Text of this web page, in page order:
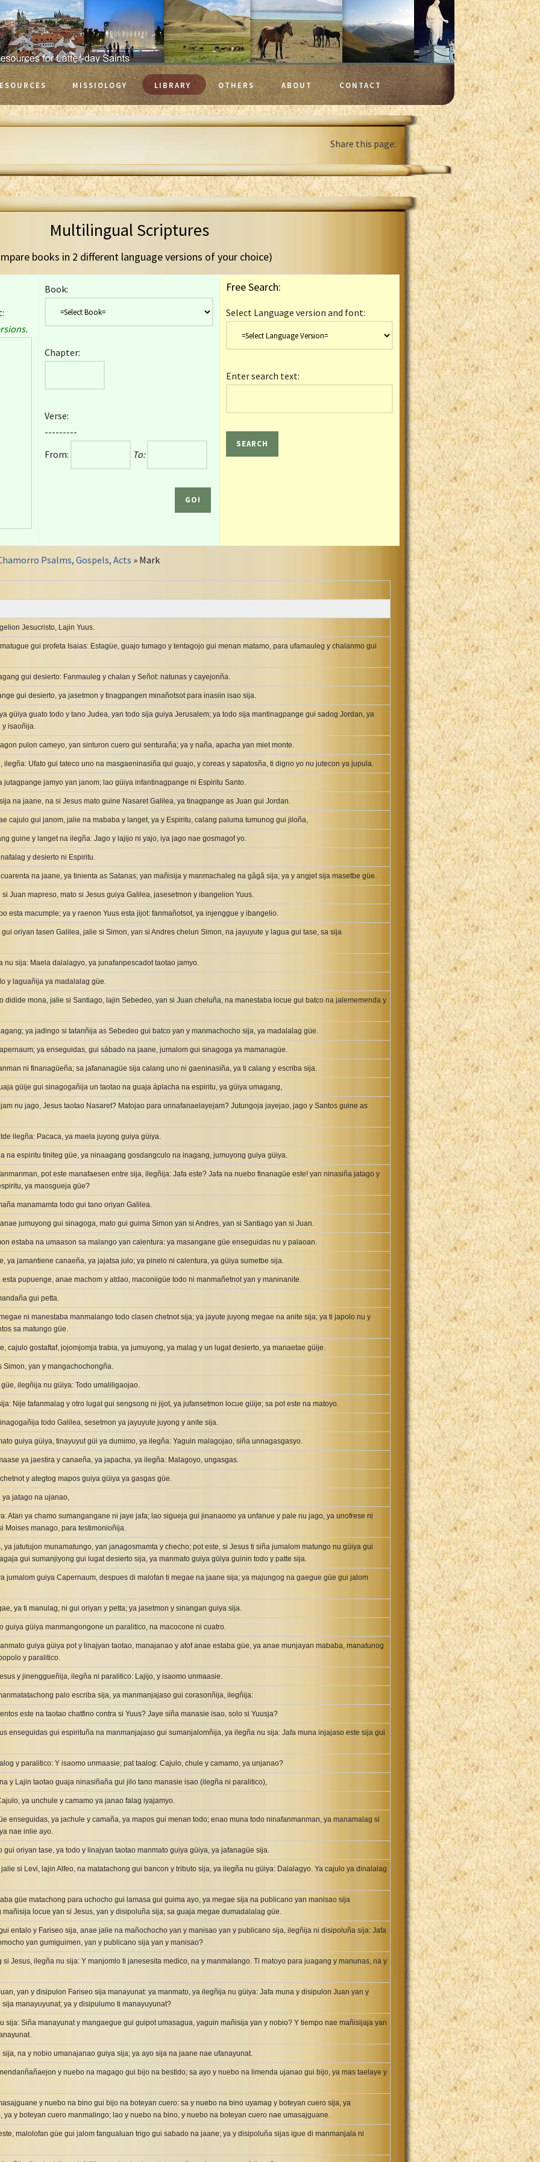
MISSIOLOGY LIBRARY OTHERS ABOUT CONTACT
Share this page:
Multilingual Scriptures
books in 2 different language versions of your choice)
Book:
Chapter:
Verse:
---------
From:
To:
Free Search:
Select Language version and font:
Enter search text:
Psalms, Gospels, Acts » Mark
Jesucristo, Lajin Yuus.
gui profeta Isaias: Estagüe, guajo tumago y tentagojo gui menan matamo, para ufamauleg y chalanmo gui
gui desierto: Fanmauleg y chalan y Señot: natunas y cayejonña.
gui desierto, ya jasetmon y tinagpangen minañotsot para inasiin isao sija.
güiya guato todo y tano Judea, yan todo sija guiya Jerusalem; ya todo sija mantinagpange gui sadog Jordan, ya
y isaoñija.
pulon cameyo, yan sinturon cuero gui senturaña; ya y naña, apacha yan miet monte.
ilegña: Ufato gui tateco uno na masgaeninasiña qui guajo, y coreas y sapatosña, ti digno yo nu jutecon ya jupula.
jutagpange jamyo yan janom; lao güiya infantinagpange ni Espiritu Santo.
na jaane, na si Jesus mato guine Nasaret Galilea, ya tinagpange as Juan gui Jordan.
cajulo gui janom, jalie na mababa y langet, ya y Espiritu, calang paluma tumunog gui jiloña,
guine y langet na ilegña: Jago y lajijo ni yajo, iya jago nae gosmagof yo.
y desierto ni Espiritu.
na jaane, ya tinienta as Satanas; yan mañisija y manmachaleg na gâgâ sija; ya y angjet sija masetbe güe.
si Juan mapreso, mato si Jesus guiya Galilea, jasesetmon y ibangelion Yuus.
esta macumple; ya y raenon Yuus esta jijot: fanmañotsot, ya injenggue y ibangelio.
gui oriyan tasen Galilea, jalie si Simon, yan si Andres chelun Simon, na jayuyute y lagua gui tase, sa sija
nu sija: Maela dalalagyo, ya junafanpescadot taotao jamyo.
y laguañija ya madalalag güe.
didide mona, jalie si Santiago, lajin Sebedeo, yan si Juan cheluña, na manestaba locue gui batco na jalememenda y
ya jadingo si tatanñija as Sebedeo gui batco yan y manmachocho sija, ya madalalag güe.
ya enseguidas, gui sábado na jaane, jumalom gui sinagoga ya mamanagüe.
ni finanagüeña; sa jafananagüe sija calang uno ni gaeninasiña, ya ti calang y escriba sija.
güije gui sinagogañija un taotao na guaja áplacha na espiritu, ya güiya umagang,
nu jago, Jesus taotao Nasaret? Matojao para unnafanaelayejam? Jutungoja jayejao, jago y Santos guine as
ilegña: Pacaca, ya maela juyong guiya güiya.
na espiritu tiniteg güe, ya ninaagang gosdangculo na inagang, jumuyong guiya güiya.
pot este manafaesen entre sija, ilegñija: Jafa este? Jafa na nuebo finanagüe este! yan ninasiña jatago y
ya maosgueja güe?
manamamta todo gui tano oriyan Galilea.
jumuyong gui sinagoga, mato gui guima Simon yan si Andres, yan si Santiago yan si Juan.
estaba na umaason sa malango yan calentura: ya masangane güe enseguidas nu y palaoan.
ya jamantiene canaeña, ya jajatsa julo; ya pinelo ni calentura, ya güiya sumetbe sija.
esta pupuenge, anae machom y atdao, maconiigüe todo ni manmañetnot yan y maninanite.
gui petta.
ni manestaba manmalango todo clasen chetnot sija; ya jayute juyong megae na anite sija; ya ti japolo nu y
sa matungo güe.
cajulo gostaftaf, jojomjomja trabia, ya jumuyong, ya malag y un lugat desierto, ya manaetae güije.
Simon, yan y mangachochongña.
ilegñija nu güiya: Todo umaliligaojao.
Nije tafanmalag y otro lugat gui sengsong ni jijot, ya jufansetmon locue güije; sa pot este na matoyo.
todo Galilea, sesetmon ya jayuyute juyong y anite sija.
guiya güiya, tinayuyut güi ya dumimo, ya ilegña: Yaguin malagojao, siña unnagasgasyo.
ya jaestira y canaeña, ya japacha, ya ilegña: Malagoyo, ungasgas.
y ategtog mapos guiya güiya ya gasgas güe.
ya jatago na ujanao,
Atan ya chamo sumangangane ni jaye jafa; lao sigueja gui jinanaomo ya unfanue y pale nu jago, ya unofrese ni
Moises manago, para testimonioñija.
ya jatutujon munamatungo, yan janagosmamta y checho; pot este, si Jesus ti siña jumalom matungo nu güiya gui
gui sumanjiyong gui lugat desierto sija, ya manmato guiya güiya guinin todo y patte sija.
jumalom guiya Capernaum, despues di malofan ti megae na jaane sija; ya majungog na gaegue güe gui jalom
ya ti manulag, ni gui oriyan y petta; ya jasetmon y sinangan guiya sija.
guiya güiya manmangongone un paralitico, na macocone ni cuatro.
guiya güiya pot y linajyan taotao, manajanao y atof anae estaba güe, ya anae munjayan mababa, manatunog
y paralitico.
y jinenggueñija, ilegña ni paralitico: Lajijo, y isaomo unmaasie.
palo escriba sija, ya manmanjajaso gui corasonñija, ilegñija:
este na taotao chatfino contra si Yuus? Jaye siña manasie isao, solo si Yuusja?
enseguidas gui espirituña na manmanjajaso gui sumanjalomñija, ya ilegña nu sija: Jafa muna injajaso este sija gui
y paralitico: Y isaomo unmaasie; pat taalog: Cajulo, chule y camamo, ya unjanao?
y Lajin taotao guaja ninasiñaña gui jilo tano manasie isao (ilegña ni paralitico),
ya unchule y camamo ya janao falag iyajamyo.
enseguidas, ya jachule y camaña, ya mapos gui menan todo; enao muna todo ninafanmanman, ya manamalag si
nae inlie ayo.
gui oriyan tase, ya todo y linajyan taotao manmato guiya güiya, ya jafanagüe sija.
si Levi, lajin Alfeo, na matatachong gui bancon y tributo sija, ya ilegña nu güiya: Dalalagyo. Ya cajulo ya dinalalag
güe matachong para uchocho gui lamasa gui guima ayo, ya megae sija na publicano yan manisao sija
mañisija locue yan si Jesus, yan y disipoluña sija; sa guaja megae dumadalalag güe.
entalo y Fariseo sija, anae jalie na mañochocho yan y manisao yan y publicano sija, ilegñija ni disipoluña sija: Jafa
yan gumiguimen, yan y publicano sija yan y manisao?
si Jesus, ilegña nu sija: Y manjomlo ti janesesita medico, na y manmalango. Ti matoyo para juagang y manunas, na y
yan y disipulon Fariseo sija manayunat: ya manmato, ya ilegñija nu güiya: Jafa muna y disipulon Juan yan y
manayuyunat; ya y disipulumo ti manayuyunat?
sija: Siña manayunat y mangaegue gui guipot umasagua, yaguin mañisija yan y nobio? Y tiempo nae mañisijaja yan
sija, na y nobio umanajanao guiya sija; ya ayo sija na jaane nae ufanayunat.
y nuebo na magago gui bijo na bestido; sa ayo y nuebo na limenda ujanao gui bijo, ya mas taelaye y
y nuebo na bino gui bijo na boteyan cuero: sa y nuebo na bino uyamag y boteyan cuero sija, ya
ya y boteyan cuero manmalingo; lao y nuebo na bino, y nuebo na boteyan cuero nae umasajguane.
malolofan güe gui jalom fangualuan trigo gui sabado na jaane; ya y disipoluña sijas igue di manmanjala ni